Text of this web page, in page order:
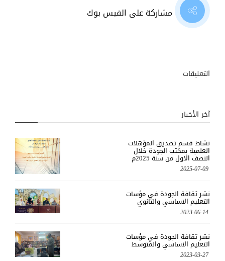
مشاركة على الفيس بوك
التعليقات
آخر الأخبار
نشاط قسم تصديق المؤهلات
العلمية بمكتب الجودة خلال
النصف الاول من سنة 2025م
2025-07-09
نشر ثقافة الجودة في مؤسات
التعليم الاساسي والثانوي
2023-06-14
نشر ثقافة الجودة في مؤسات
التعليم الاساسي والمتوسط
2023-03-27